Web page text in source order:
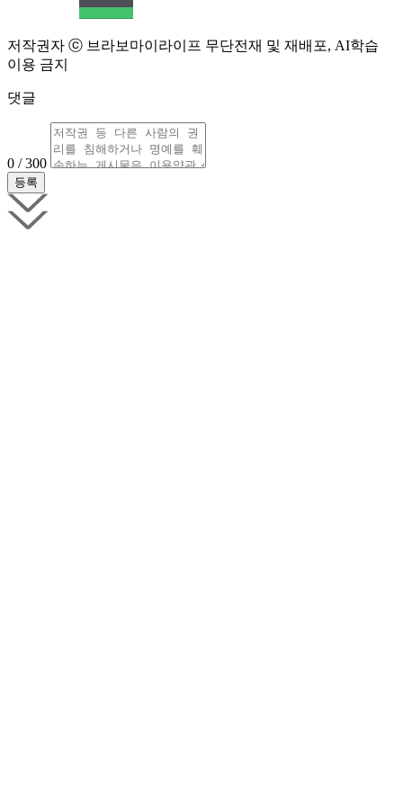
저작권자 ⓒ 브라보마이라이프 무단전재 및 재배포, AI학습
이용 금지
댓글
0 / 300